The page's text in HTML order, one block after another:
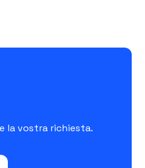
la vostra richiesta.